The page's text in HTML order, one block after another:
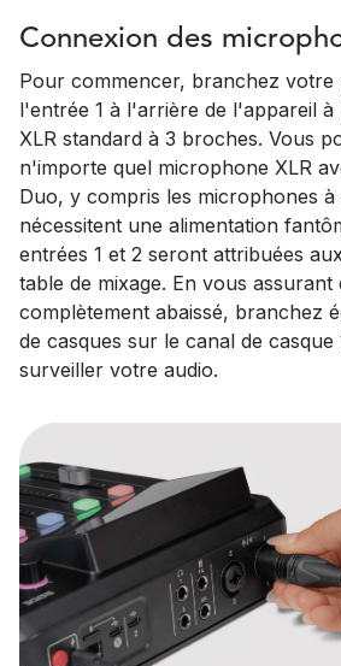
Connexion des
Pour commencer, branchez
l'entrée 1 à l'arrière de l'appareil
XLR standard à 3 broches. Vous
n'importe quel microphone XLR
Duo, y compris les microphones
nécessitent une alimentation
entrées 1 et 2 seront attribuées
table de mixage. En vous assurant
complètement abaissé, branchez
de casques sur le canal de
surveiller votre audio.